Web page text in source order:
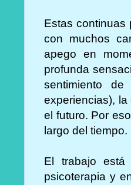
Estas continuas
con muchos
apego en
profunda
sentimiento
experiencias),
el futuro. Por
largo del tiempo.
El trabajo está
psicoterapia y